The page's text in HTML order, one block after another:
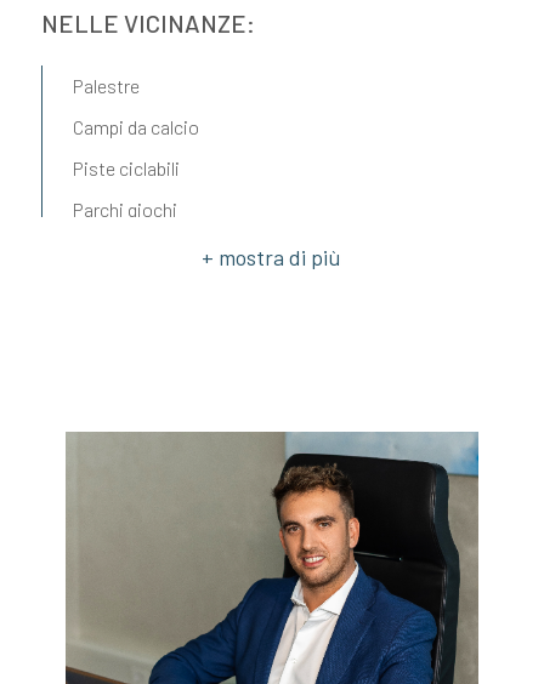
NELLE VICINANZE:
Palestre
Campi da calcio
Piste ciclabili
Parchi giochi
Trasporti pubblici